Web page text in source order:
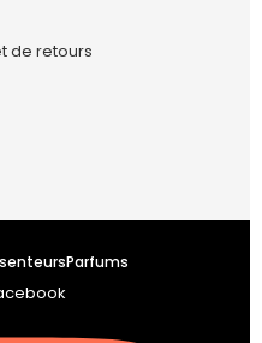
de retours